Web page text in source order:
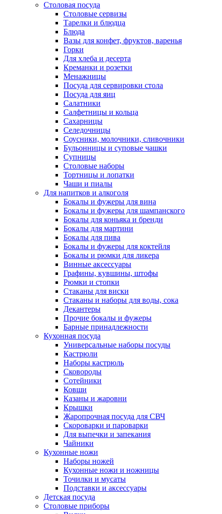
Столовая посуда
Столовые сервизы
Тарелки и блюдца
Блюда
Вазы для конфет, фруктов, варенья
Горки
Для хлеба и десерта
Креманки и розетки
Менажницы
Посуда для сервировки стола
Посуда для яиц
Салатники
Салфетницы и кольца
Сахарницы
Селедочницы
Соусники, молочники, сливочники
Бульонницы и суповые чашки
Супницы
Столовые наборы
Тортницы и лопатки
Чаши и пиалы
Для напитков и алкоголя
Бокалы и фужеры для вина
Бокалы и фужеры для шампанского
Бокалы для коньяка и бренди
Бокалы для мартини
Бокалы для пива
Бокалы и фужеры для коктейля
Бокалы и рюмки для ликера
Винные аксессуары
Графины, кувшины, штофы
Рюмки и стопки
Стаканы для виски
Стаканы и наборы для воды, сока
Декантеры
Прочие бокалы и фужеры
Барные принадлежности
Кухонная посуда
Универсальные наборы посуды
Кастрюли
Наборы кастрюль
Сковороды
Сотейники
Ковши
Казаны и жаровни
Крышки
Жаропрочная посуда для СВЧ
Скороварки и пароварки
Для выпечки и запекания
Чайники
Кухонные ножи
Наборы ножей
Кухонные ножи и ножницы
Точилки и мусаты
Подставки и аксессуары
Детская посуда
Столовые приборы